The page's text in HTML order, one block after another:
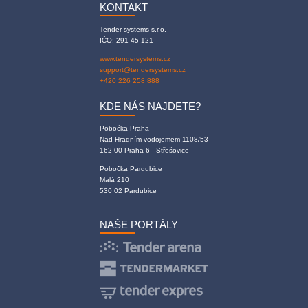
KONTAKT
Tender systems s.r.o.
IČO: 291 45 121
www.tendersystems.cz
support@tendersystems.cz
+420 226 258 888
KDE NÁS NAJDETE?
Pobočka Praha
Nad Hradním vodojemem 1108/53
162 00 Praha 6 - Střešovice
Pobočka Pardubice
Malá 210
530 02 Pardubice
NAŠE PORTÁLY